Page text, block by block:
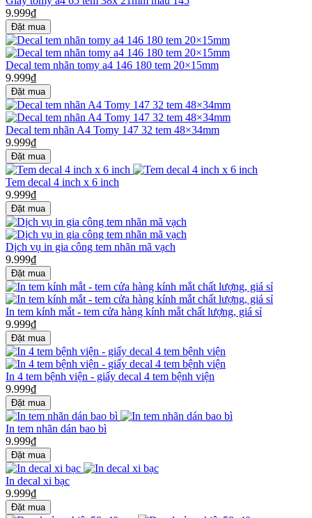
9.999₫
Decal tem nhãn tomy a4 146 180 tem 20×15mm
9.999₫
Decal tem nhãn A4 Tomy 147 32 tem 48×34mm
9.999₫
Tem decal 4 inch x 6 inch
9.999₫
Dịch vụ in gia công tem nhãn mã vạch
9.999₫
In tem kính mắt - tem cửa hàng kính mắt chất lượng, giá sỉ
9.999₫
In 4 tem bệnh viện - giấy decal 4 tem bệnh viện
9.999₫
In tem nhãn dán bao bì
9.999₫
In decal xi bạc
9.999₫